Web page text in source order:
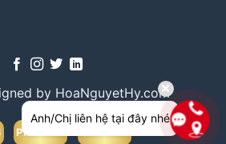
by HoaNguyetHy.com
PRIVACY
Anh/Chị liên hệ tại đây nhé